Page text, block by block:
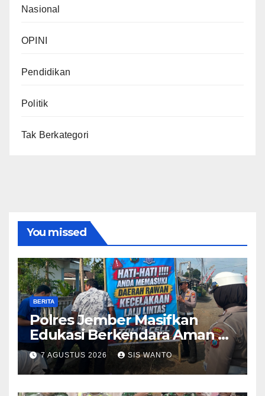
Nasional
OPINI
Pendidikan
Politik
Tak Berkategori
You missed
BERITA
Polres Jember Masifkan
Edukasi Berkendara Aman di
Titik Rawan Kecelakaan
7 AGUSTUS 2026 SIS WANTO